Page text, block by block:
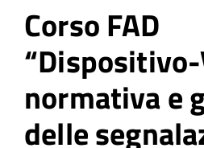
Corso FAD
normativa e
delle